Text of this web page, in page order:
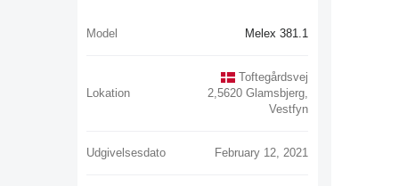
Model Melex 381.1
Lokation
Toftegårdsvej
2,5620 Glamsbjerg,
Vestfyn
Udgivelsesdato February 12, 2021